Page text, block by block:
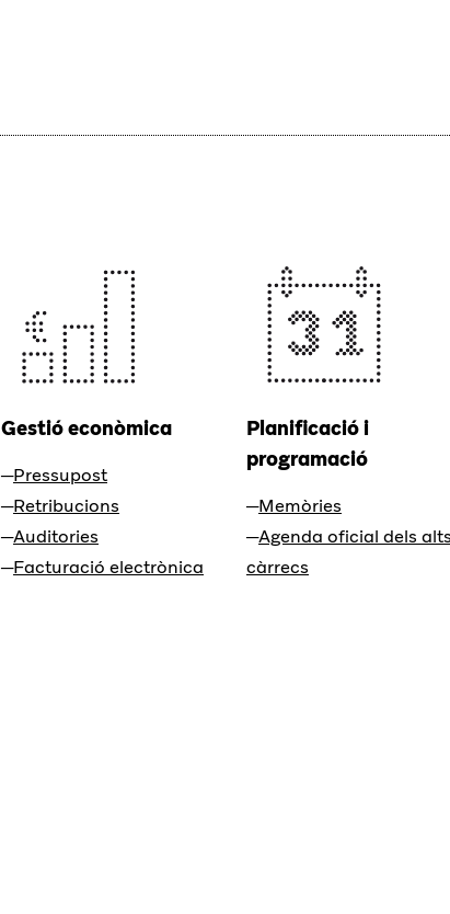
Gestió econòmica
Pressupost
Retribucions
Auditories
Facturació electrònica
Planificació i
programació
Memòries
Agenda oficial dels
càrrecs